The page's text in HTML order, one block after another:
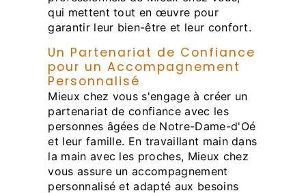
qui mettent tout en œuvre pour
garantir leur bien-être et leur confort.
Un Partenariat de Confiance
pour un Accompagnement
Personnalisé
Mieux chez vous s'engage à créer un
partenariat de confiance avec les
personnes âgées de Notre-Dame-d'Oé
et leur famille. En travaillant main dans
la main avec les proches, Mieux chez
vous assure un accompagnement
personnalisé et adapté aux besoins